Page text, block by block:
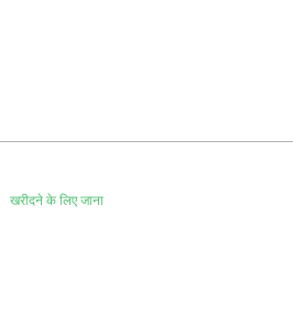
खरीदने के लिए जाना